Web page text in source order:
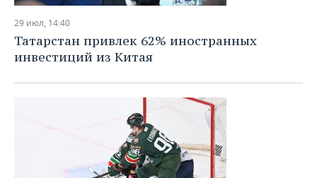
29 июл, 14:40
Татарстан привлек 62% иностранных
инвестиций из Китая